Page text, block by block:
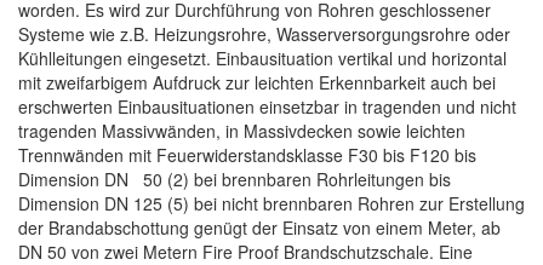
worden. Es wird zur Durchführung von Rohren geschlossener
Systeme wie z.B. Heizungsrohre, Wasserversorgungsrohre oder
Kühlleitungen eingesetzt. Einbausituation vertikal und horizontal
mit zweifarbigem Aufdruck zur leichten Erkennbarkeit auch bei
erschwerten Einbausituationen einsetzbar in tragenden und nicht
tragenden Massivwänden, in Massivdecken sowie leichten
Trennwänden mit Feuerwiderstandsklasse F30 bis F120 bis
Dimension DN 50 (2) bei brennbaren Rohrleitungen bis
Dimension DN 125 (5) bei nicht brennbaren Rohren zur Erstellung
der Brandabschottung genügt der Einsatz von einem Meter, ab
DN 50 von zwei Metern Fire Proof Brandschutzschale. Eine